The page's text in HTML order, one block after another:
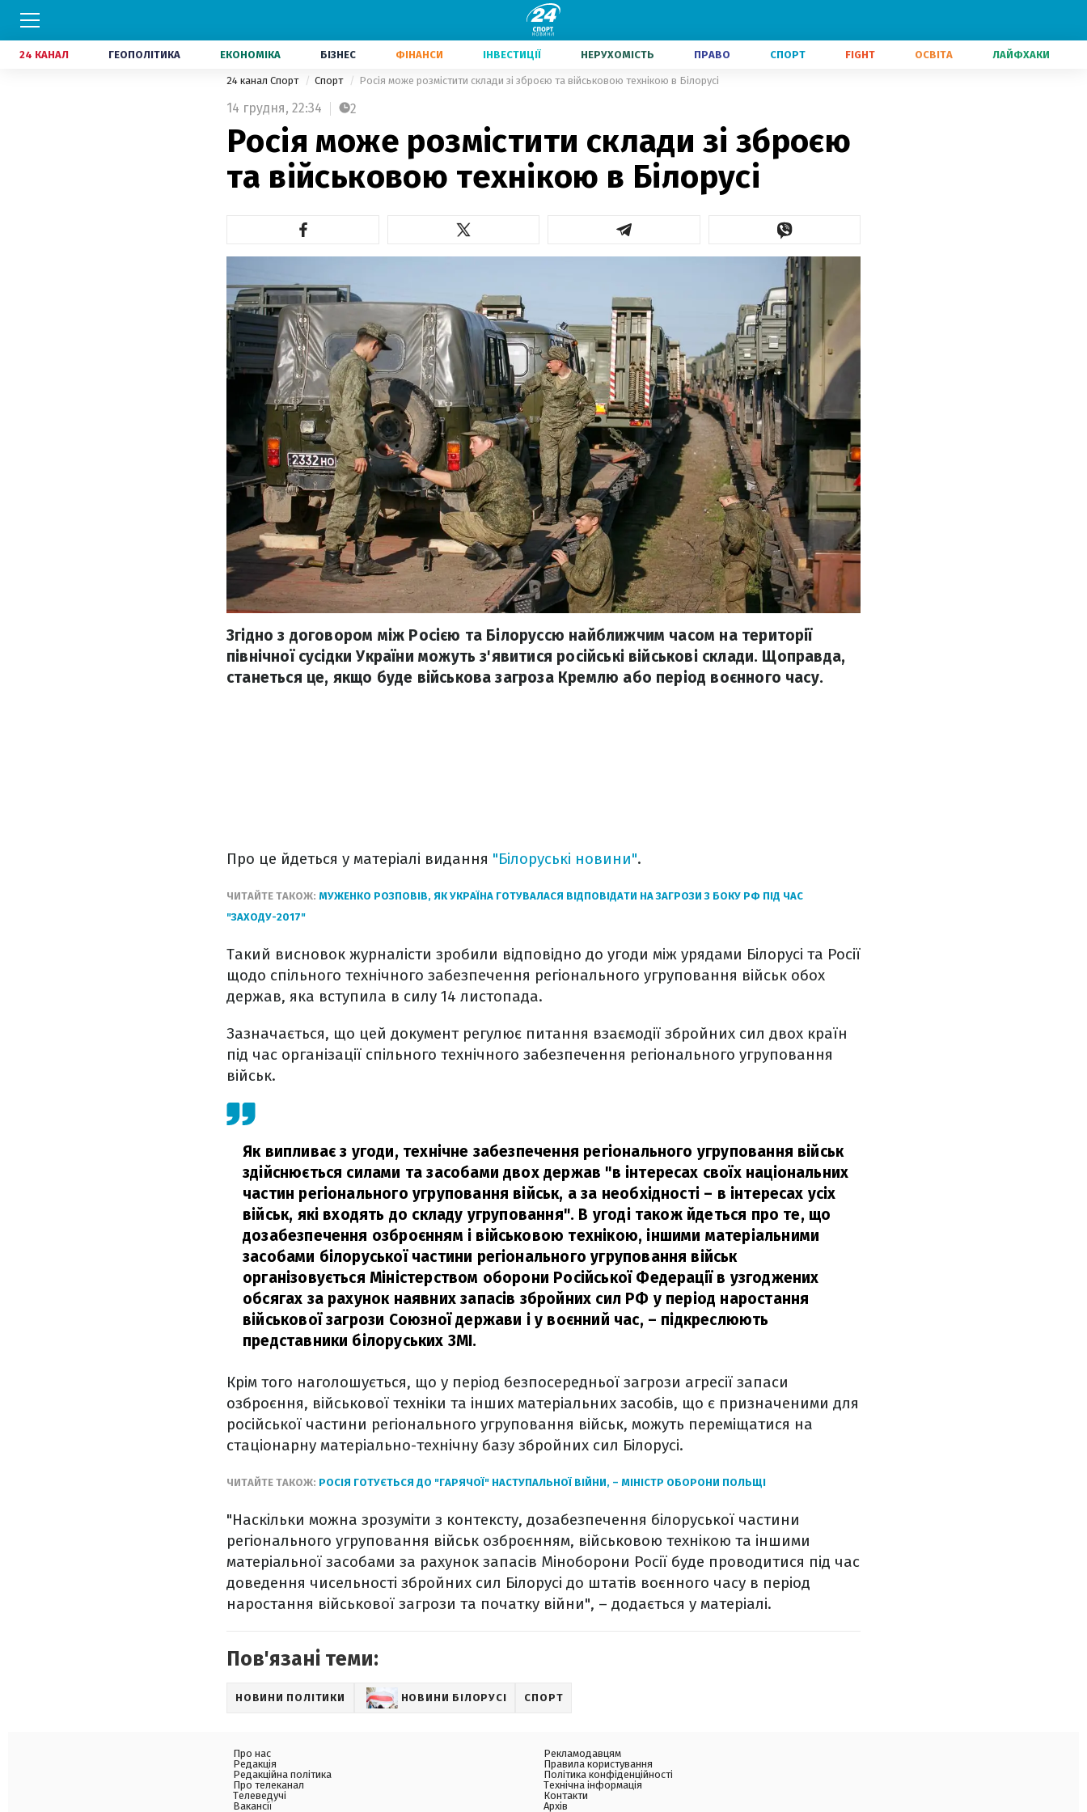
24 КАНАЛ ГЕОПОЛІТИКА ЕКОНОМІКА БІЗНЕС ФІНАНСИ ІНВЕСТИЦІЇ НЕРУХОМІСТЬ ПРАВО СПОРТ FIGHT ОСВІТА ЛАЙФХАКИ
24 канал Спорт Спорт Росія може розмістити склади зі зброєю та військовою технікою в Білорусі
14 грудня, 22:34 2
Росія може розмістити склади зі зброєю
та військовою технікою в Білорусі
Згідно з договором між Росією та Білоруссю найближчим часом на території
північної сусідки України можуть з'явитися російські військові склади. Щоправда,
станеться це, якщо буде військова загроза Кремлю або період воєнного часу.
Про це йдеться у матеріалі видання "Білоруські новини".
ЧИТАЙТЕ ТАКОЖ: МУЖЕНКО РОЗПОВІВ, ЯК УКРАЇНА ГОТУВАЛАСЯ ВІДПОВІДАТИ НА ЗАГРОЗИ З БОКУ РФ ПІД ЧАС
"ЗАХОДУ-2017"
Такий висновок журналісти зробили відповідно до угоди між урядами Білорусі та Росії
щодо спільного технічного забезпечення регіонального угруповання військ обох
держав, яка вступила в силу 14 листопада.
Зазначається, що цей документ регулює питання взаємодії збройних сил двох країн
під час організації спільного технічного забезпечення регіонального угруповання
військ.
Як випливає з угоди, технічне забезпечення регіонального угруповання військ
здійснюється силами та засобами двох держав "в інтересах своїх національних
частин регіонального угруповання військ, а за необхідності – в інтересах усіх
військ, які входять до складу угруповання". В угоді також йдеться про те, що
дозабезпечення озброєнням і військовою технікою, іншими матеріальними
засобами білоруської частини регіонального угруповання військ
організовується Міністерством оборони Російської Федерації в узгоджених
обсягах за рахунок наявних запасів збройних сил РФ у період наростання
військової загрози Союзної держави і у воєнний час, – підкреслюють
представники білоруських ЗМІ.
Крім того наголошується, що у період безпосередньої загрози агресії запаси
озброєння, військової техніки та інших матеріальних засобів, що є призначеними для
російської частини регіонального угруповання військ, можуть переміщатися на
стаціонарну матеріально-технічну базу збройних сил Білорусі.
ЧИТАЙТЕ ТАКОЖ: РОСІЯ ГОТУЄТЬСЯ ДО "ГАРЯЧОЇ" НАСТУПАЛЬНОЇ ВІЙНИ, – МІНІСТР ОБОРОНИ ПОЛЬЩІ
"Наскільки можна зрозуміти з контексту, дозабезпечення білоруської частини
регіонального угруповання військ озброєнням, військовою технікою та іншими
матеріальної засобами за рахунок запасів Міноборони Росії буде проводитися під час
доведення чисельності збройних сил Білорусі до штатів воєнного часу в період
наростання військової загрози та початку війни", – додається у матеріалі.
Пов'язані теми:
НОВИНИ ПОЛІТИКИ НОВИНИ БІЛОРУСІ СПОРТ
Про нас
Редакція
Редакційна політика
Про телеканал
Телеведучі
Вакансії
Рекламодавцям
Правила користування
Політика конфіденційності
Технічна інформація
Контакти
Архів